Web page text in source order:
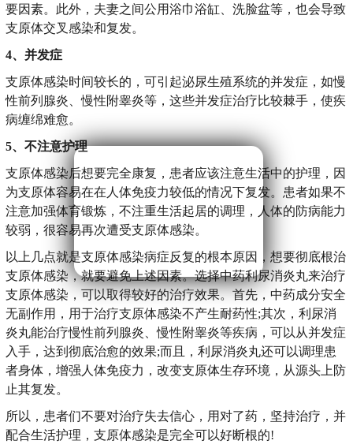
要因素。此外，夫妻之间公用浴巾浴缸、洗脸盆等，也会导致
支原体交叉感染和复发。
4、并发症
支原体感染时间较长的，可引起泌尿生殖系统的并发症，如慢
性前列腺炎、慢性附睾炎等，这些并发症治疗比较棘手，使疾
病缠绵难愈。
5、不注意护理
支原体感染后想要完全康复，患者应该注意生活中的护理，因
为支原体容易在在人体免疫力较低的情况下复发。患者如果不
注意加强体育锻炼，不注重生活起居的调理，人体的防病能力
较弱，很容易再次遭受支原体感染。
以上几点就是支原体感染病症反复的根本原因，想要彻底根治
支原体感染，就要避免上述因素。选择中药利尿消炎丸来治疗
支原体感染，可以取得较好的治疗效果。首先，中药成分安全
无副作用，用于治疗支原体感染不产生耐药性;其次，利尿消
炎丸能治疗慢性前列腺炎、慢性附睾炎等疾病，可以从并发症
入手，达到彻底治愈的效果;而且，利尿消炎丸还可以调理患
者身体，增强人体免疫力，改变支原体生存环境，从源头上防
止其复发。
所以，患者们不要对治疗失去信心，用对了药，坚持治疗，并
配合生活护理，支原体感染是完全可以好断根的!